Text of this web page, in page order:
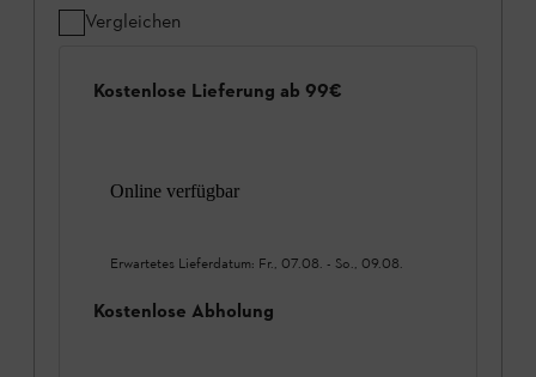
Vergleichen
Kostenlose Lieferung ab 99€
Online verfügbar
Erwartetes Lieferdatum: Fr., 07.08. - So., 09.08.
Kostenlose Abholung